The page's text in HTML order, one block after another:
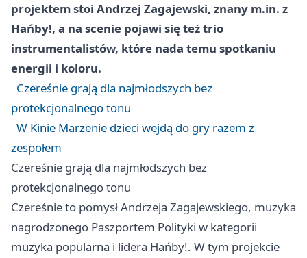
projektem stoi Andrzej Zagajewski, znany m.in. z
Hańby!, a na scenie pojawi się też trio
instrumentalistów, które nada temu spotkaniu
energii i koloru.
Czereśnie grają dla najmłodszych bez
protekcjonalnego tonu
W Kinie Marzenie dzieci wejdą do gry razem z
zespołem
Czereśnie grają dla najmłodszych bez
protekcjonalnego tonu
Czereśnie to pomysł Andrzeja Zagajewskiego, muzyka
nagrodzonego Paszportem Polityki w kategorii
muzyka popularna i lidera Hańby!. W tym projekcie